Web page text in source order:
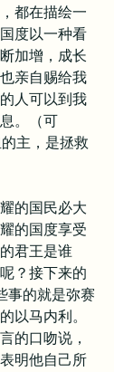
都在描绘一
度以一种看
加增，成长
亲自赐给我
人可以到我
。（可
主，是拯救
的国民必大
的国度享受
君王是谁
？接下来的
事的就是弥赛
以马内利。
的口吻说，
明他自己所